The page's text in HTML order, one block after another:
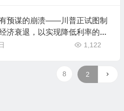
预谋的崩溃——川普正试图制
济衰退，以实现降低利率的目
1,122
8